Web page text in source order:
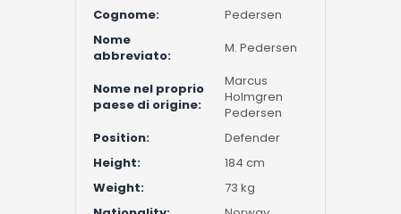
Cognome:
Pedersen
Nome
abbreviato:
M. Pedersen
Nome nel proprio
paese di origine:
Marcus
Holmgren
Pedersen
Position:
Defender
Height:
184 cm
Weight:
73 kg